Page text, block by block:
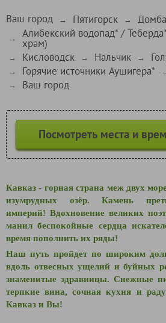
Ваш город → Пятигорск →
→ Алибекский водопад* /
храм)
→ Кисловодск → Нальчик →
→ Горячие источники Аушигера*
→ Ваш город
Посмотреть места и
Кавказ - горная страна меж двух
изумрудных озёр. Камень
империй! Вдохновение великих
манил беспокойные сердца
время пополнить их ряды!
Наш путь пройдет по широким
вдоль отвесных ущелий и буйных
знаменитые здравницы. Снежные
терпкие вина, сочная кухня и
Кавказ и Вы!